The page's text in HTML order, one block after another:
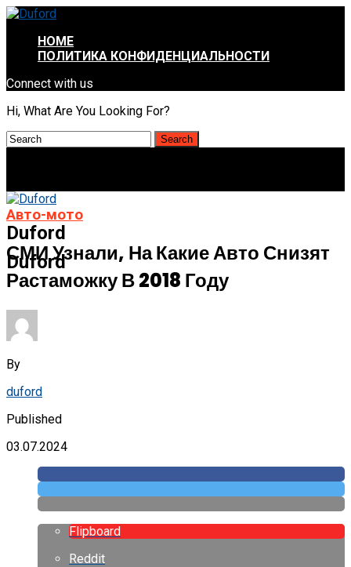
HOME
ПОЛИТИКА КОНФИДЕНЦИАЛЬНОСТИ
Connect with us
Hi, What Are You Looking For?
Duford
Duford
Авто-мото
СМИ Узнали, На Какие Авто Снизят
Растаможку В 2018 Году
By
duford
Published
03.07.2024
Flipboard
Reddit